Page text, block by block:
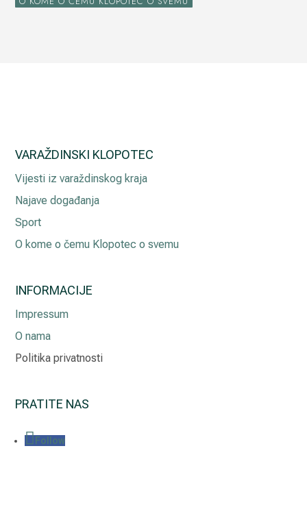
VARAŽDINSKI KLOPOTEC
Vijesti iz varaždinskog kraja
Najave događanja
Sport
O kome o čemu Klopotec o svemu
INFORMACIJE
Impressum
O nama
Politika privatnosti
PRATITE NAS
Follow